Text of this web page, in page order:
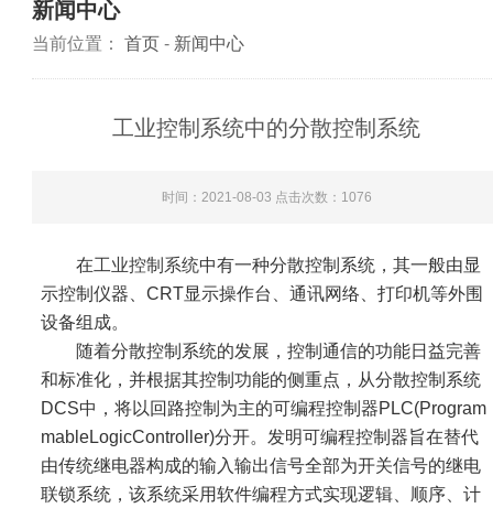
新闻中心
当前位置：首页 - 新闻中心
工业控制系统​中的分散控制系统
时间：2021-08-03 点击次数： 1076
在工业控制系统中有一种分散控制系统，其一般由显
示控制仪器、CRT显示操作台、通讯网络、打印机等外围
设备组成。
随着分散控制系统的发展，控制通信的功能日益完善
和标准化，并根据其控制功能的侧重点，从分散控制系统
DCS中，将以回路控制为主的可编程控制器PLC(Program
mableLogicController)分开。发明可编程控制器旨在替代
由传统继电器构成的输入输出信号全部为开关信号的继电
联锁系统，该系统采用软件编程方式实现逻辑、顺序、计